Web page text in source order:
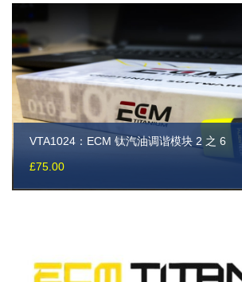
VTA1024：ECM 钛汽油调谐模块 2 之 6
£75.00